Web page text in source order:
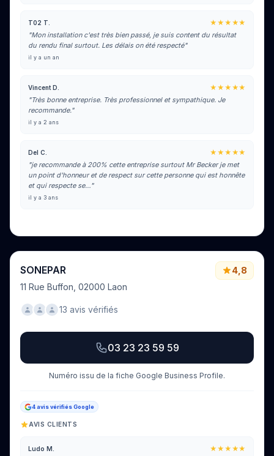
T02 T.
★★★★★
"Mon installation c'est très bien passé, je suis content du résultat
du rendu final surtout. Les délais on été respecté"
il y a un an
Vincent D.
★★★★★
"Très bonne entreprise. Très professionnel et sympathique. Je
recommande."
il y a 2 ans
Del C.
★★★★★
"je recommande à 200% cette entreprise surtout Mr Becker je met
un point d'honneur et de respect sur cette personne qui est honnête
et qui respecte se…"
il y a 3 ans
SONEPAR
11 Rue Buffon, 02000 Laon
4,8
13 avis vérifiés
03 23 23 59 59
Numéro issu de la fiche Google Business Profile.
4 avis vérifiés Google
AVIS CLIENTS
Ludo M.
★★★★★